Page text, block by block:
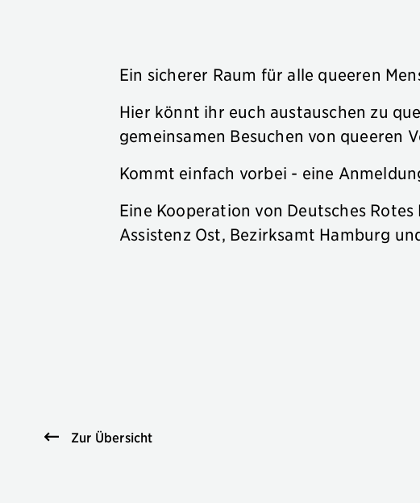
Ein sicherer Raum für alle queeren
Hier könnt ihr euch austauschen zu
gemeinsamen Besuchen von queeren
Kommt einfach vorbei - eine
Eine Kooperation von Deutsches
Assistenz Ost, Bezirksamt Hamburg
Zur Übersicht